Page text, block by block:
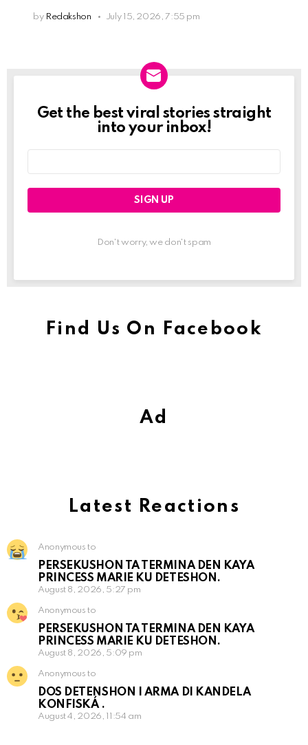
by Redakshon July 15, 2026, 7:55 pm
Newslett
Get the best viral stories straight
into your inbox!
Don't worry, we don't spam
Find Us On Facebook
Ad
Latest Reactions
Anonymous to
PERSEKUSHON TA TERMINA DEN KAYA
PRINCESS MARIE KU DETESHON.
August 8, 2026, 5:27 pm
Anonymous to
PERSEKUSHON TA TERMINA DEN KAYA
PRINCESS MARIE KU DETESHON.
August 8, 2026, 5:09 pm
Anonymous to
DOS DETENSHON I ARMA DI KANDELA
KONFISKÁ .
August 4, 2026, 11:54 am